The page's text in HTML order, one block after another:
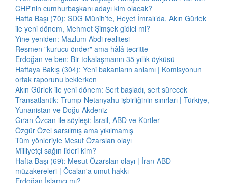
CHP'nin cumhurbaşkanı adayı kim olacak?
Hafta Başı (70): SDG Münih’te, Heyet İmralı’da, Akın Gürlek
ile yeni dönem, Mehmet Şimşek gidici mi?
Yine yeniden: Mazlum Abdi realitesi
Resmen "kurucu önder" ama hâlâ tecritte
Erdoğan ve ben: Bir tokalaşmanın 35 yıllık öyküsü
Haftaya Bakış (304): Yeni bakanların anlamı | Komisyonun
ortak raporunu beklerken
Akın Gürlek ile yeni dönem: Sert başladı, sert sürecek
Transatlantik: Trump-Netanyahu işbirliğinin sınırları | Türkiye,
Yunanistan ve Doğu Akdeniz
Gıran Özcan ile söyleşi: İsrail, ABD ve Kürtler
Özgür Özel sarsılmış ama yıkılmamış
Tüm yönleriyle Mesut Özarslan olayı
Milliyetçi sağın lideri kim?
Hafta Başı (69): Mesut Özarslan olayı | İran-ABD
müzakereleri | Öcalan'a umut hakkı
Erdoğan İslamcı mı?